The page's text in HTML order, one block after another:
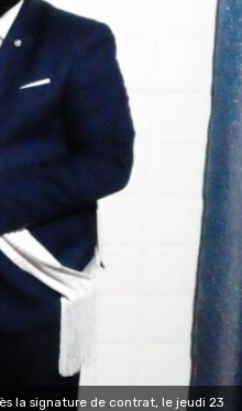
la signature de contrat, le jeudi 23